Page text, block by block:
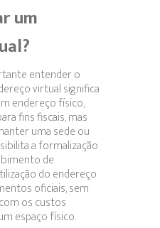
um
entender o
virtual significa
endereço físico,
fins fiscais, mas
uma sede ou
a formalização
de
do endereço
oficiais, sem
os custos
espaço físico.